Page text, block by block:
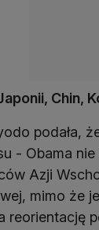
Chin,
podała,
- Obama nie
Azji
mimo że
reorientację